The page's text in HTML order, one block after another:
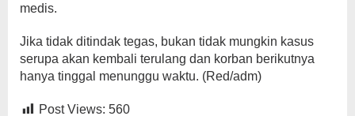
medis.
Jika tidak ditindak tegas, bukan tidak mungkin kasus
serupa akan kembali terulang dan korban berikutnya
hanya tinggal menunggu waktu. (Red/adm)
Post Views: 560